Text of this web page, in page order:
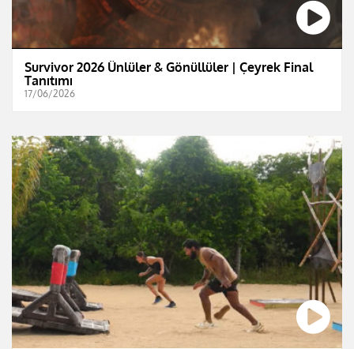
Survivor 2026 Ünlüler & Gönüllüler | Çeyrek Final
Tanıtımı
17/06/2026